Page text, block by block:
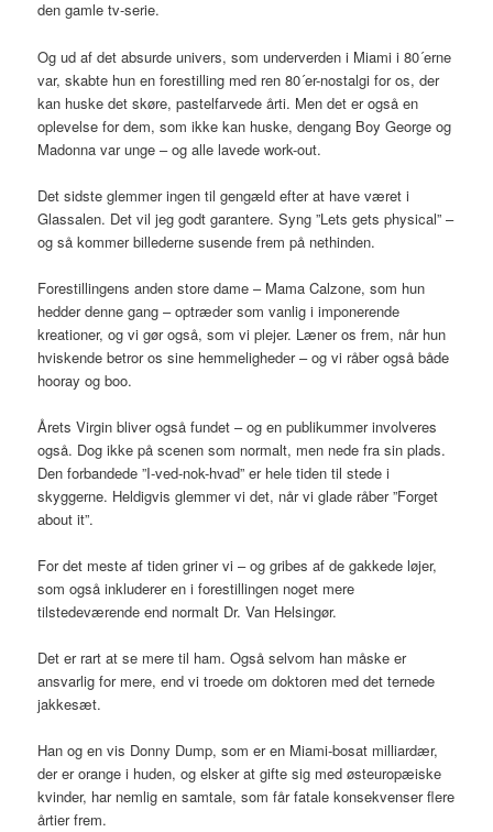
den gamle tv-serie.
Og ud af det absurde univers, som underverden i Miami i 80´erne
var, skabte hun en forestilling med ren 80´er-nostalgi for os, der
kan huske det skøre, pastelfarvede årti. Men det er også en
oplevelse for dem, som ikke kan huske, dengang Boy George og
Madonna var unge – og alle lavede work-out.
Det sidste glemmer ingen til gengæld efter at have været i
Glassalen. Det vil jeg godt garantere. Syng ”Lets gets physical” –
og så kommer billederne susende frem på nethinden.
Forestillingens anden store dame – Mama Calzone, som hun
hedder denne gang – optræder som vanlig i imponerende
kreationer, og vi gør også, som vi plejer. Læner os frem, når hun
hviskende betror os sine hemmeligheder – og vi råber også både
hooray og boo.
Årets Virgin bliver også fundet – og en publikummer involveres
også. Dog ikke på scenen som normalt, men nede fra sin plads.
Den forbandede ”I-ved-nok-hvad” er hele tiden til stede i
skyggerne. Heldigvis glemmer vi det, når vi glade råber ”Forget
about it”.
For det meste af tiden griner vi – og gribes af de gakkede løjer,
som også inkluderer en i forestillingen noget mere
tilstedeværende end normalt Dr. Van Helsingør.
Det er rart at se mere til ham. Også selvom han måske er
ansvarlig for mere, end vi troede om doktoren med det ternede
jakkesæt.
Han og en vis Donny Dump, som er en Miami-bosat milliardær,
der er orange i huden, og elsker at gifte sig med østeuropæiske
kvinder, har nemlig en samtale, som får fatale konsekvenser flere
årtier frem.